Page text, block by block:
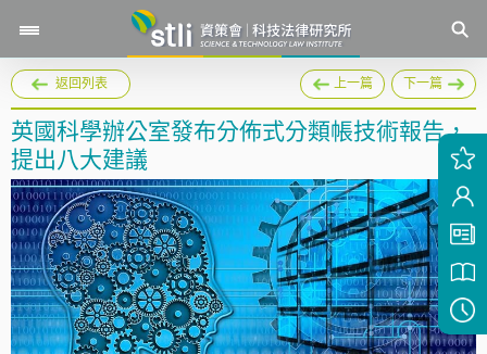
返回列表 上一篇 下一篇
英國科學辦公室發布分佈式分類帳技術報告，
提出八大建議